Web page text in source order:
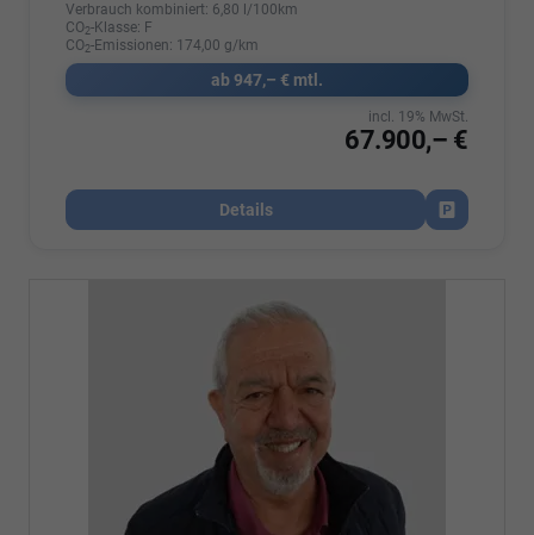
Verbrauch kombiniert: 6,80 l/100km
CO2-Klasse: F
CO2-Emissionen: 174,00 g/km
ab 947,– € mtl.
67.900,– €
incl. 19% MwSt.
Details
Fahrzeug